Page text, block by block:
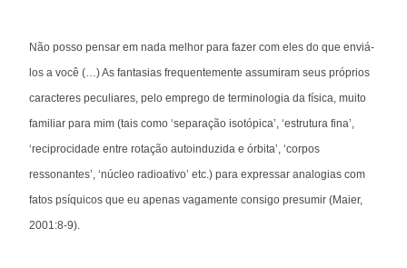
Não posso pensar em nada melhor para fazer com eles do que enviá-
los a você (…) As fantasias frequentemente assumiram seus próprios
caracteres peculiares, pelo emprego de terminologia da física, muito
familiar para mim (tais como ‘separação isotópica’, ‘estrutura fina’,
‘reciprocidade entre rotação autoinduzida e órbita’, ‘corpos
ressonantes’, ‘núcleo radioativo’ etc.) para expressar analogias com
fatos psíquicos que eu apenas vagamente consigo presumir (Maier,
2001:8-9).